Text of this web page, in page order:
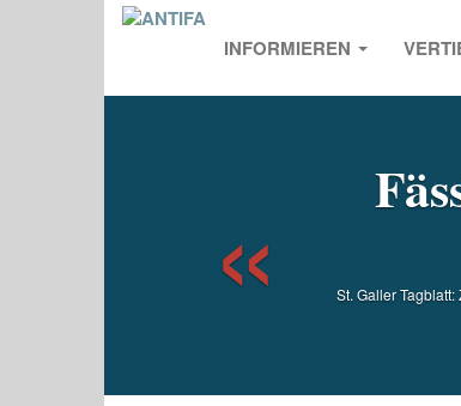
INFORMIEREN
St. Galler